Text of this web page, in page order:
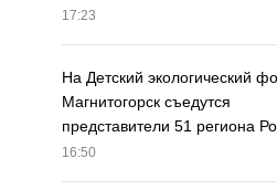
17:23
На Детский экологический
Магнитогорск съедутся
представители 51 региона
16:50